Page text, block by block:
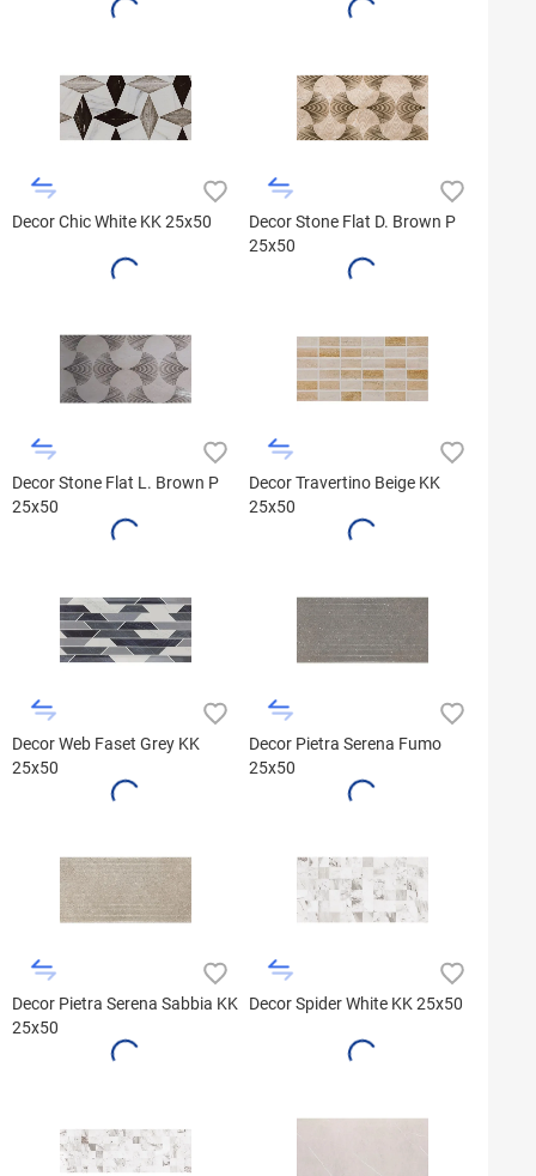
Decor Chic White KK 25x50
Decor Stone Flat D. Brown P
25x50
Decor Stone Flat L. Brown P
25x50
Decor Travertino Beige KK
25x50
Decor Web Faset Grey KK
25x50
Decor Pietra Serena Fumo
25x50
Decor Pietra Serena Sabbia KK
25x50
Decor Spider White KK 25x50